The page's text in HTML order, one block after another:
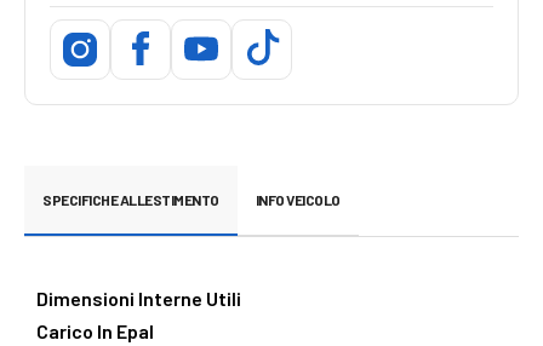
SPECIFICHE ALLESTIMENTO INFO VEICOLO
Dimensioni Interne Utili
Carico In Epal